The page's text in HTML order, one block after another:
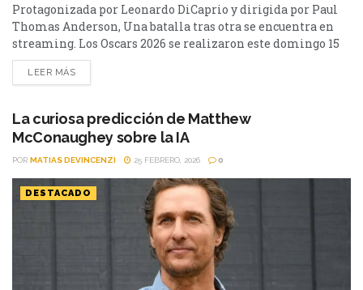
Protagonizada por Leonardo DiCaprio y dirigida por Paul
Thomas Anderson, Una batalla tras otra se encuentra en
streaming. Los Oscars 2026 se realizaron este domingo 15
de marzo y tuvo varias películas que pelearon por las
estatuillas más preciadas. Una batalla tras otra le ganó la
nominaciones, récord total para una...
LEER MÁS
La curiosa predicción de Matthew
McConaughey sobre la IA
POR MATIAS DEVINCENZI 25 FEBRERO, 2026 0
DESTACADO